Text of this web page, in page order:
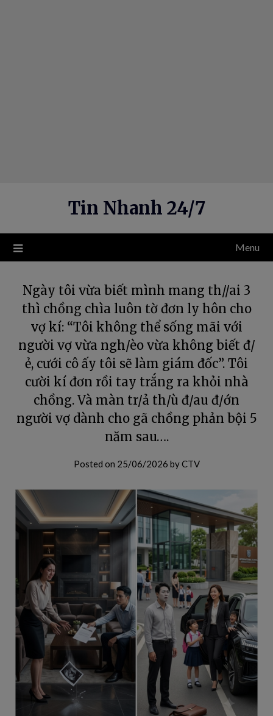
Tin Nhanh 24/7
Menu
Ngày tôi vừa biết mình mang th//ai 3
thì chồng chìa luôn tờ đơn ly hôn cho
vợ kí: “Tôi không thể sống mãi với
người vợ vừa ngh/èo vừa không biết đ/
ẻ, cưới cô ấy tôi sẽ làm giám đốc”. Tôi
cười kí đơn rồi tay trắng ra khỏi nhà
chồng. Và màn tr/ả th/ù đ/au đ/ớn
người vợ dành cho gã chồng phản bội 5
năm sau….
Posted on 25/06/2026 byCTV